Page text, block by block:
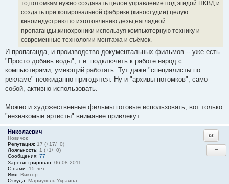
то,потомкам нужно создавать целое управление под эгидой НКВД и
создать при копировальной фабрике (киностудии) целую
киноиндустрию по изготовлению дезы,наглядной
пропаганды,кинохроники используя компьютерную технику и
современные технологии монтажа и съёмок.
И пропаганда, и производство документальных фильмов -- уже есть.
"Просто добавь воды", т.е. подключить к работе народ с
компьютерами, умеющий работать. Тут даже "специалисты по
рекламе" неожиданно пригодятся. Ну и "архивы потомков", само
собой, активно использовать.
Можно и художественные фильмы готовые использовать, вот только
"незнакомые артисты" внимание привлекут.
Николаевич
Новичок
Репутация: 17 (+17/−0)
Лояльность: 1 (+1/−0)
Сообщения: 77
Зарегистрирован: 06.08.2011
С нами: 15 лет
Имя: Виктор
Откуда: Мариуполь Украина
−